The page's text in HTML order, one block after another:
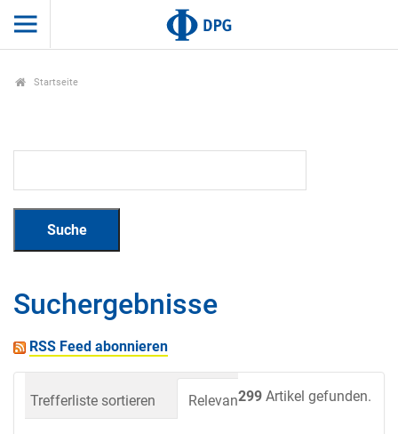
Startseite
Suchergebnisse
RSS Feed abonnieren
299 Artikel gefunden.
Trefferliste sortieren Relevanz Datum